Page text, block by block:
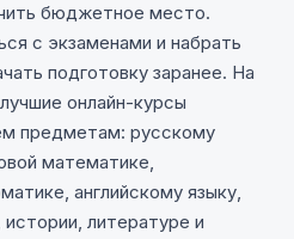
бюджетное место.
с экзаменами и набрать
подготовку заранее. На
онлайн-курсы
предметам: русскому
математике,
английскому языку,
литературе и